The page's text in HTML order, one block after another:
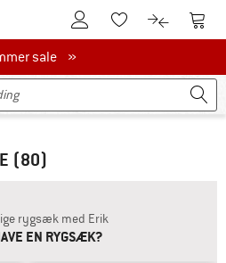
Til kundekontoenTil huskesedlen.
Til Til
salesale »
(80)
rygsæk med Erik
EN RYGSÆK?